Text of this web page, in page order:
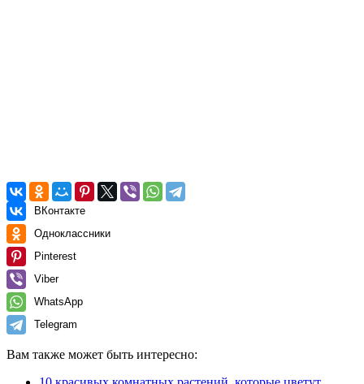
ВКонтакте
Одноклассники
Pinterest
Viber
WhatsApp
Telegram
Вам также может быть интересно: